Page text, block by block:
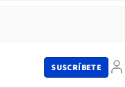
SUSCRÍBETE